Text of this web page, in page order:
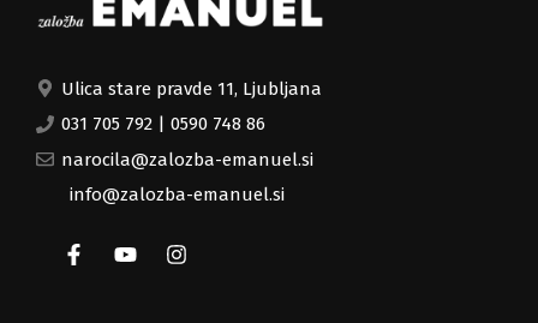
Ulica stare pravde 11, Ljubljana
031 705 792 | 0590 748 86
narocila@zalozba-emanuel.si
info@zalozba-emanuel.si